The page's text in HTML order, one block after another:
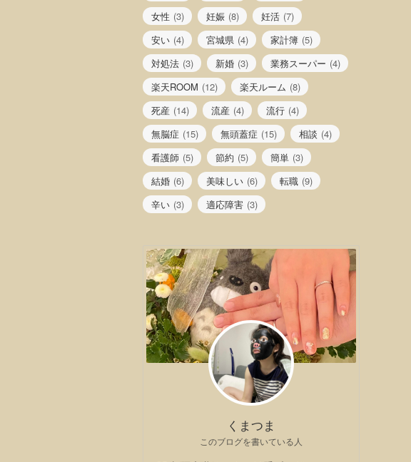
女性 (3) 妊娠 (8) 妊活 (7)
安い (4) 宮城県 (4) 家計簿 (5)
対処法 (3) 新婚 (3) 業務スーパー (4)
楽天ROOM (12) 楽天ルーム (8)
死産 (14) 流産 (4) 流行 (4)
無脳症 (15) 無頭蓋症 (15) 相談 (4)
看護師 (5) 節約 (5) 簡単 (3)
結婚 (6) 美味しい (6) 転職 (9)
辛い (3) 適応障害 (3)
くまつま
このブログを書いている人